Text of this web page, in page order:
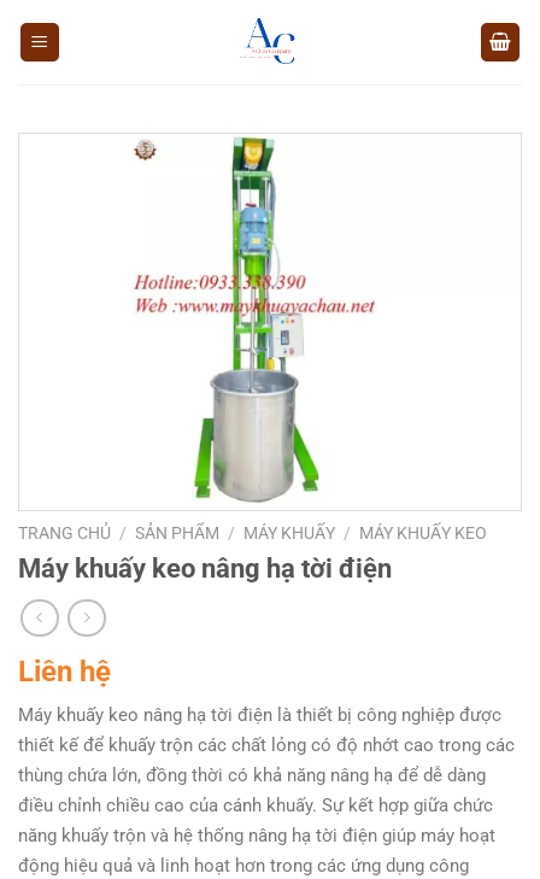
TRANG CHỦ / SẢN PHẨM / MÁY KHUẤY / MÁY KHUẤY KEO
Máy khuấy keo nâng hạ tời điện
Liên hệ
Máy khuấy keo nâng hạ tời điện là thiết bị công nghiệp được
thiết kế để khuấy trộn các chất lỏng có độ nhớt cao trong các
thùng chứa lớn, đồng thời có khả năng nâng hạ để dễ dàng
điều chỉnh chiều cao của cánh khuấy. Sự kết hợp giữa chức
năng khuấy trộn và hệ thống nâng hạ tời điện giúp máy hoạt
động hiệu quả và linh hoạt hơn trong các ứng dụng công